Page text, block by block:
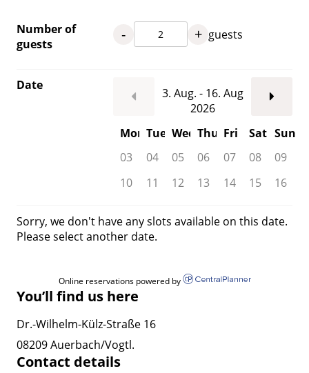
Number of
guests
- + guests
Date
3. Aug. - 16. Aug
2026
Mon Tue Wed Thu Fri Sat Sun
03
04 05 06 07 08
09
10
11 12 13 14 15 16
Sorry, we don't have any slots available on this date.
Please select another date.
Online reservations powered by
You’ll find us here
Dr.-Wilhelm-Külz-Straße 16
08209 Auerbach/Vogtl.
Contact details